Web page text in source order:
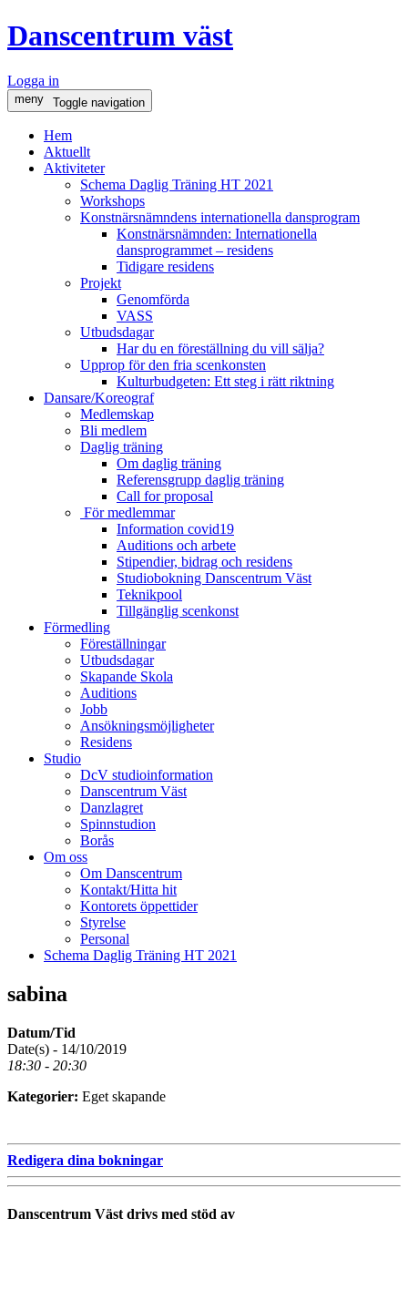
Danscentrum väst
Logga in
meny Toggle navigation
Hem
Aktuellt
Aktiviteter
Schema Daglig Träning HT 2021
Workshops
Konstnärsnämndens internationella dansprogram
Konstnärsnämnden: Internationella
dansprogrammet – residens
Tidigare residens
Projekt
Genomförda
VASS
Utbudsdagar
Har du en föreställning du vill sälja?
Upprop för den fria scenkonsten
Kulturbudgeten: Ett steg i rätt riktning
Dansare/Koreograf
Medlemskap
Bli medlem
Daglig träning
Om daglig träning
Referensgrupp daglig träning
Call for proposal
För medlemmar
Information covid19
Auditions och arbete
Stipendier, bidrag och residens
Studiobokning Danscentrum Väst
Teknikpool
Tillgänglig scenkonst
Förmedling
Föreställningar
Utbudsdagar
Skapande Skola
Auditions
Jobb
Ansökningsmöjligheter
Residens
Studio
DcV studioinformation
Danscentrum Väst
Danzlagret
Spinnstudion
Borås
Om oss
Om Danscentrum
Kontakt/Hitta hit
Kontorets öppettider
Styrelse
Personal
Schema Daglig Träning HT 2021
sabina
Datum/Tid
Date(s) - 14/10/2019
18:30 - 20:30
Kategorier: Eget skapande
Redigera dina bokningar
Danscentrum Väst drivs med stöd av